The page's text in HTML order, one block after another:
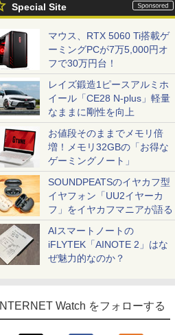
Special Site
マウス、RTX 5060 Ti搭載ゲ
ーミングPCが7万5,000円オ
フで30万円台！
レイズ鍛造1ピースアルミホ
イール「CE28 N-plus」軽量
なままに剛性を向上
お値段そのままでメモリ倍
増！メモリ32GBの「お得な
ゲーミングノート」
SOUNDPEATSのイヤカフ型
イヤフォン「UU2イヤーカ
フ」をイヤカフマニアが語る
AIスマートノートの
iFLYTEK「AINOTE 2」はな
ぜ魅力的なのか？
INTERNET Watch をフォローする